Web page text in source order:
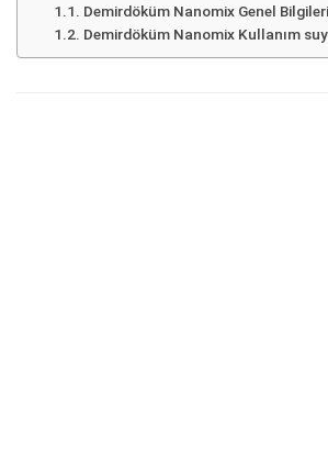
Demirdöküm Nanomix Genel Bilgileri
Demirdöküm Nanomix Kullanım